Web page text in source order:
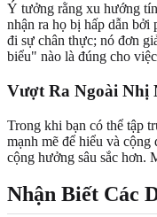
Ý tưởng rằng xu hướng
nhận ra họ bị hấp dẫn
đi sự chân thực; nó đơn
biểu" nào là đúng cho
Vượt Ra Ngoài Nhị
Trong khi bạn có thể tập
mạnh mẽ để hiểu và
cộng hưởng sâu sắc hơn.
Nhận Biết Các